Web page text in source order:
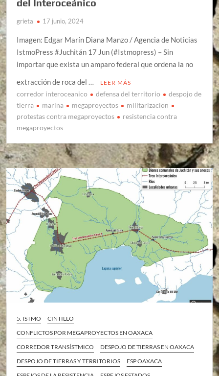
del Interoceánico
grieta 17 junio, 2024
Imagen: Edgar Marín Diana Manzo / Agencia de Noticias
IstmoPress #Juchitán 17 Jun (#Istmopress) – Sin
importar que exista un amparo federal que ordena la no
extracción de roca del …
LEER MÁS
corredor interoceanico defensa del territorio
despojo de
tierra
marina megaproyectos
militarizacion
protestas contra megaproyectos
resistencia contra
megaproyectos
5. ISTMO
CINTILLO
CONFLICTOS POR MEGAPROYECTOS EN OAXACA
CORREDOR TRANSÍSTMICO
DESPOJO DE TIERRAS EN OAXACA
DESPOJO DE TIERRAS Y TERRITORIOS
ESP OAXACA